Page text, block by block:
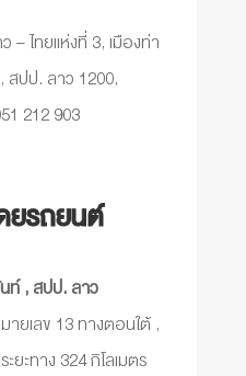
ไทยแห่งที่ 3, เมืองท่า
สปป. ลาว 1200,
212 903
ยรถยนต์
นท์ , สปป. ลาว
ายเลข 13 ทางตอนใต้ ,
ยะทาง 324 กิโลเมตร